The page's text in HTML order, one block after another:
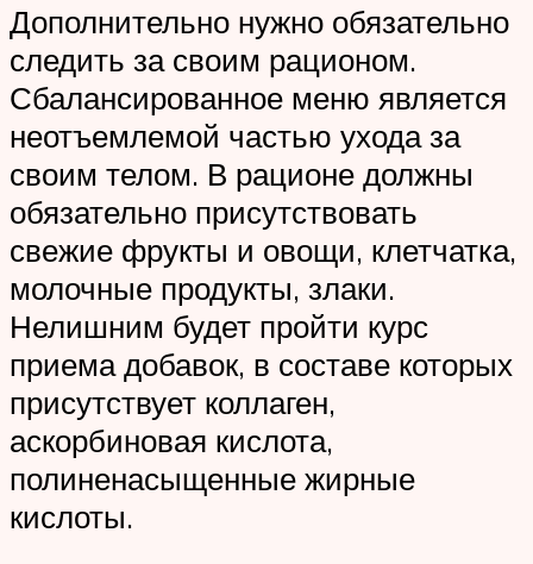
Дополнительно нужно обязательно
следить за своим рационом.
Сбалансированное меню является
неотъемлемой частью ухода за
своим телом. В рационе должны
обязательно присутствовать
свежие фрукты и овощи, клетчатка,
молочные продукты, злаки.
Нелишним будет пройти курс
приема добавок, в составе которых
присутствует коллаген,
аскорбиновая кислота,
полиненасыщенные жирные
кислоты.